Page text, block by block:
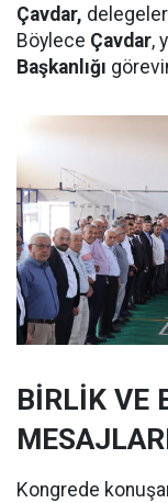
Çavdar,
Böylece Çavdar,
Başkanlığı
BİRLİK VE
Kongrede